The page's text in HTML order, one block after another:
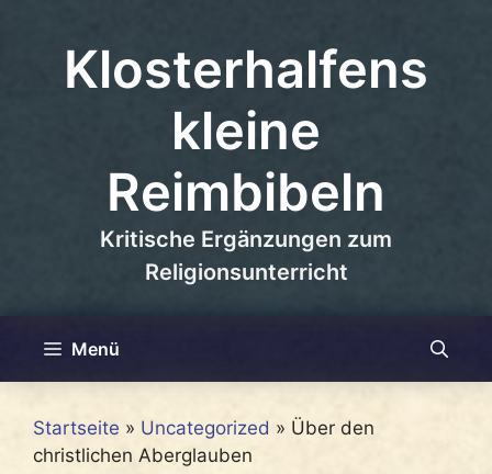
springenKlosterhalfens
kleine
Reimbibeln
Kritische Ergänzungen zum
Religionsunterricht
Menü
Startseite » Uncategorized » Über den
christlichen Aberglauben